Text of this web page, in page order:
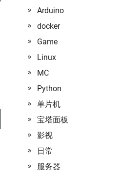
Arduino
docker
Game
Linux
MC
Python
单片机
宝塔面板
影视
日常
服务器